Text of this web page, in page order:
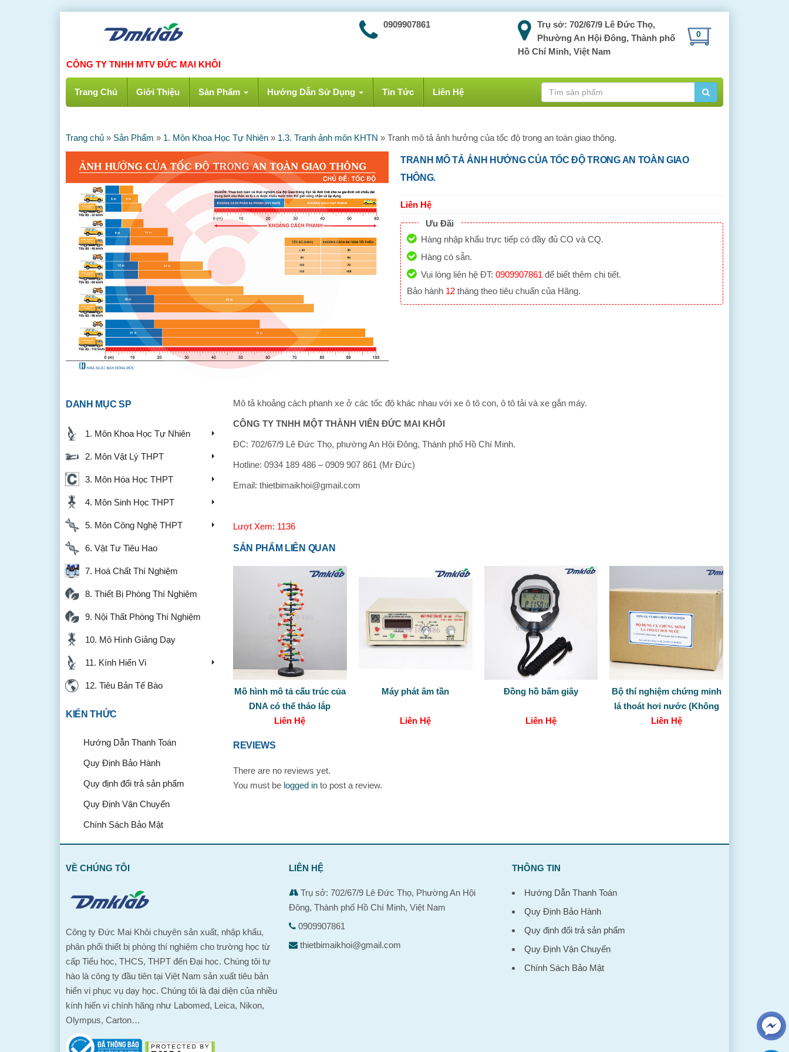
CÔNG TY TNHH MTV ĐỨC MAI KHÔI
0909907861
Trụ sở: 702/67/9 Lê Đức Thọ,
Phường An Hội Đông, Thành phố
Hồ Chí Minh, Việt Nam
0
Trang Chủ Giới Thiệu Sản Phẩm Hướng Dẫn Sử Dụng Tin Tức Liên Hệ
Trang chủ » Sản Phẩm » 1. Môn Khoa Học Tự Nhiên » 1.3. Tranh ảnh môn KHTN » Tranh mô tả ảnh hưởng của tốc độ trong an toàn giao thông.
TRANH MÔ TẢ ẢNH HƯỞNG CỦA TỐC ĐỘ TRONG AN TOÀN GIAO
THÔNG.
Liên Hệ
Ưu Đãi
Hàng nhập khẩu trực tiếp có đầy đủ CO và CQ.
Hàng có sẵn.
Vui lòng liên hệ ĐT: 0909907861 để biết thêm chi tiết.
Bảo hành 12 tháng theo tiêu chuẩn của Hãng.
DANH MỤC SP
1. Môn Khoa Học Tự Nhiên
2. Môn Vật Lý THPT
3. Môn Hóa Học THPT
4. Môn Sinh Học THPT
5. Môn Công Nghệ THPT
6. Vật Tư Tiêu Hao
7. Hoá Chất Thí Nghiệm
8. Thiết Bị Phòng Thí Nghiệm
9. Nội Thất Phòng Thí Nghiệm
10. Mô Hình Giảng Dạy
11. Kính Hiển Vi
12. Tiêu Bản Tế Bào
KIẾN THỨC
Hướng Dẫn Thanh Toán
Quy Định Bảo Hành
Quy định đổi trả sản phẩm
Quy Định Vận Chuyển
Chính Sách Bảo Mật
Mô tả khoảng cách phanh xe ở các tốc độ khác nhau với xe ô tô con, ô tô tải và xe gắn máy.
CÔNG TY TNHH MỘT THÀNH VIÊN ĐỨC MAI KHÔI
ĐC: 702/67/9 Lê Đức Thọ, phường An Hội Đông, Thành phố Hồ Chí Minh.
Hotline: 0934 189 486 – 0909 907 861 (Mr Đức)
Email: thietbimaikhoi@gmail.com
Lượt Xem: 1136
SẢN PHẨM LIÊN QUAN
Mô hình mô tả cấu trúc của
DNA có thể tháo lắp
Liên Hệ
Máy phát âm tần
Liên Hệ
Đồng hồ bấm giây
Liên Hệ
Bộ thí nghiệm chứng minh
lá thoát hơi nước (Không
gồm TBDC)
Liên Hệ
REVIEWS
There are no reviews yet.
You must be logged in to post a review.
VỀ CHÚNG TÔI
Công ty Đức Mai Khôi chuyên sản xuất, nhập khẩu,
phân phối thiết bị phòng thí nghiệm cho trường học từ
cấp Tiểu học, THCS, THPT đến Đại học. Chúng tôi tự
hào là công ty đầu tiên tại Việt Nam sản xuất tiêu bản
hiển vi phục vụ dạy học. Chúng tôi là đại diện của nhiều
kính hiển vi chính hãng như Labomed, Leica, Nikon,
Olympus, Carton…
LIÊN HỆ
Trụ sở: 702/67/9 Lê Đức Thọ, Phường An Hội
Đông, Thành phố Hồ Chí Minh, Việt Nam
0909907861
thietbimaikhoi@gmail.com
THÔNG TIN
Hướng Dẫn Thanh Toán
Quy Định Bảo Hành
Quy định đổi trả sản phẩm
Quy Định Vận Chuyển
Chính Sách Bảo Mật